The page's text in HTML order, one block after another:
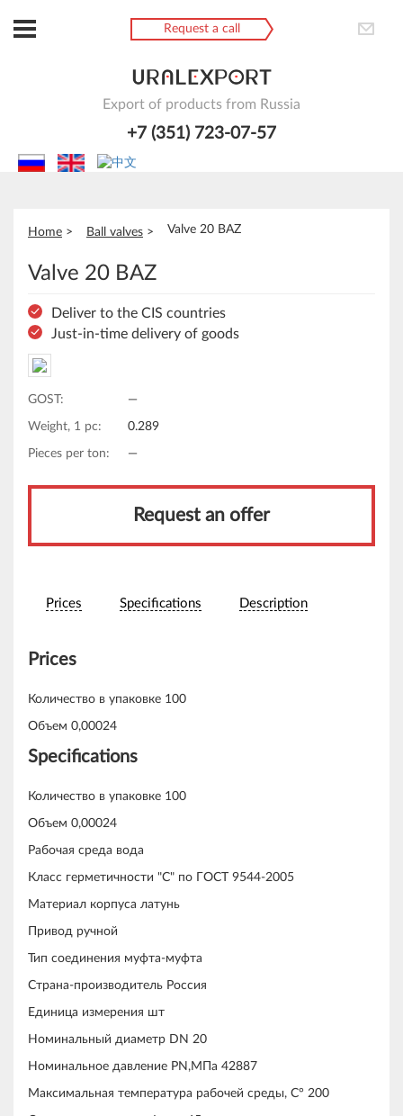
Request a call
Export of products from Russia
+7 (351) 723-07-57
Home Ball valves Valve 20 BAZ
Valve 20 BAZ
Deliver to the CIS countries
Just-in-time delivery of goods
GOST: —
Weight, 1 pc: 0.289
Pieces per ton: —
Request an offer
Prices Specifications Description
Prices
Количество в упаковке 100
Объем 0,00024
Specifications
Количество в упаковке 100
Объем 0,00024
Рабочая среда вода
Класс герметичности "С" по ГОСТ 9544-2005
Материал корпуса латунь
Привод ручной
Тип соединения муфта-муфта
Страна-производитель Россия
Единица измерения шт
Номинальный диаметр DN 20
Номинальное давление PN,МПа 42887
Максимальная температура рабочей среды, С° 200